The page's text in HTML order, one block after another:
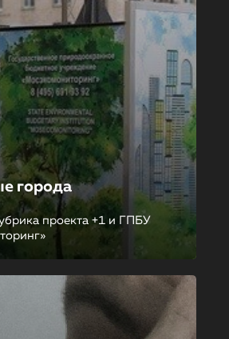
города
проекта +1 и ГПБУ